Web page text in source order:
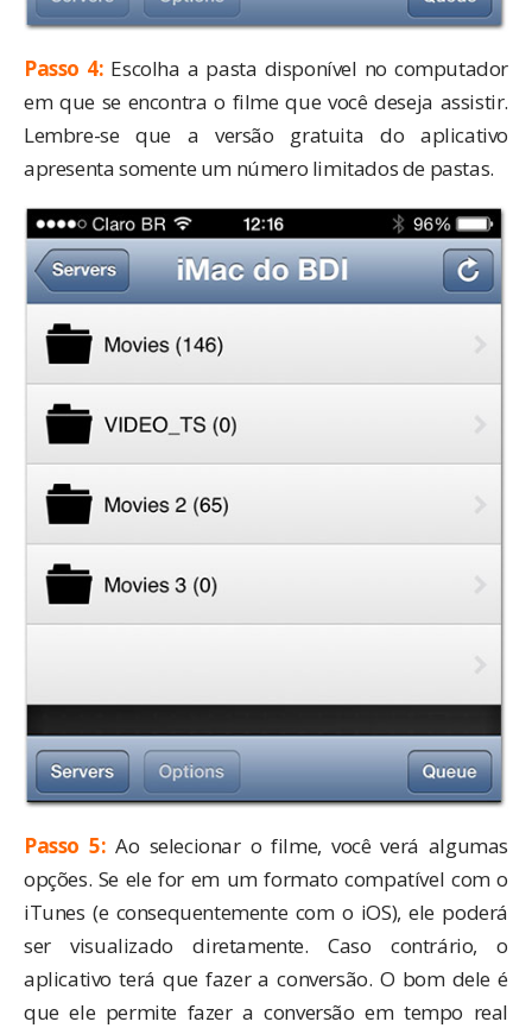
Passo 4: Escolha a pasta disponível no computador
em que se encontra o filme que você deseja assistir.
Lembre-se que a versão gratuita do aplicativo
apresenta somente um número limitados de pastas.
Passo 5: Ao selecionar o filme, você verá algumas
opções. Se ele for em um formato compatível com o
iTunes (e consequentemente com o iOS), ele poderá
ser visualizado diretamente. Caso contrário, o
aplicativo terá que fazer a conversão. O bom dele é
que ele permite fazer a conversão em tempo real